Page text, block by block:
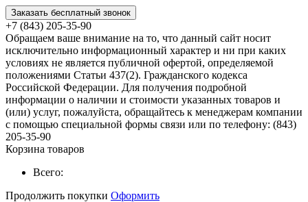
Заказать бесплатный звонок
+7 (843) 205-35-90
Обращаем ваше внимание на то, что данный сайт носит
исключительно информационный характер и ни при каких
условиях не является публичной офертой, определяемой
положениями Статьи 437(2). Гражданского кодекса
Российской Федерации. Для получения подробной
информации о наличии и стоимости указанных товаров и
(или) услуг, пожалуйста, обращайтесь к менеджерам компании
с помощью специальной формы связи или по телефону: (843)
205-35-90
Корзина товаров
Всего:
Продолжить покупки Оформить